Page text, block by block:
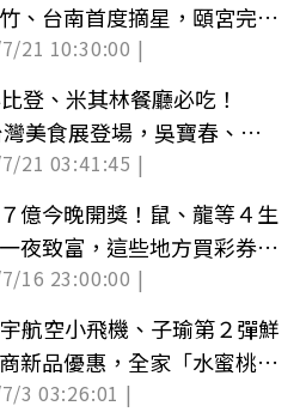
、台南首度摘星，頤宮完成
21 10:30:00 |
登、米其林餐廳必吃！
美食展登場，吳寶春、阿
了
21 03:41:45 |
億今晚開獎！鼠、龍等４生
夜致富，這些地方買彩券財
16 23:00:00 |
航空小飛機、子瑜第２彈鮮
新品優惠，全家「水蜜桃霜
元
3 03:26:01 |